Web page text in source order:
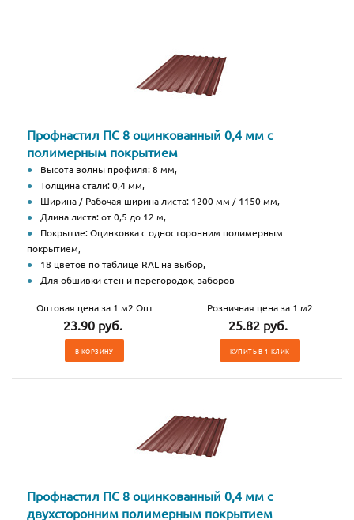
Профнастил ПС 8 оцинкованный 0,4 мм с
полимерным покрытием
Высота волны профиля: 8 мм,
Толщина стали: 0,4 мм,
Ширина / Рабочая ширина листа: 1200 мм / 1150 мм,
Длина листа: от 0,5 до 12 м,
Покрытие: Оцинковка с односторонним полимерным
покрытием,
18 цветов по таблице RAL на выбор,
Для обшивки стен и перегородок, заборов
Оптовая цена за 1 м2 Опт
23.90 руб.
В КОРЗИНУ
Розничная цена за 1 м2
25.82 руб.
КУПИТЬ В 1 КЛИК
Профнастил ПС 8 оцинкованный 0,4 мм с
двухсторонним полимерным покрытием